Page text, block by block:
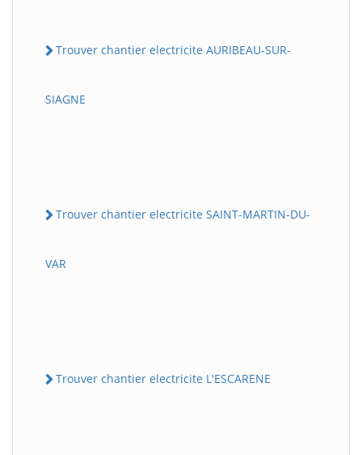
Trouver chantier electricite AURIBEAU-SUR-
SIAGNE
Trouver chantier electricite SAINT-MARTIN-DU-
VAR
Trouver chantier electricite L'ESCARENE